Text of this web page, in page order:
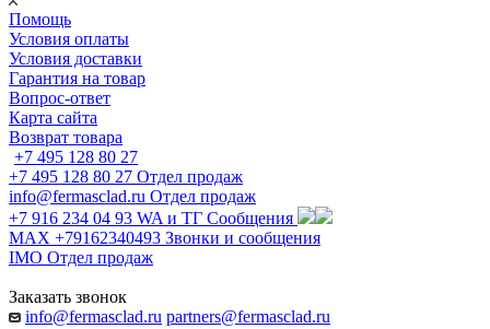
Помощь
Условия оплаты
Условия доставки
Гарантия на товар
Вопрос-ответ
Карта сайта
Возврат товара
+7 495 128 80 27
+7 495 128 80 27 Отдел продаж
info@fermasclad.ru Отдел продаж
+7 916 234 04 93 WA и ТГ Сообщения
MAX +79162340493 Звонки и сообщения
IMO Отдел продаж
Заказать звонок
info@fermasclad.ru partners@fermasclad.ru